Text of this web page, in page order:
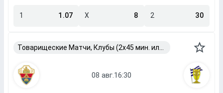
1 1.07 X 8 2 30